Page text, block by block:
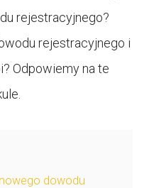
rejestracyjnego?
rejestracyjnego i
Odpowiemy na te
dowodu